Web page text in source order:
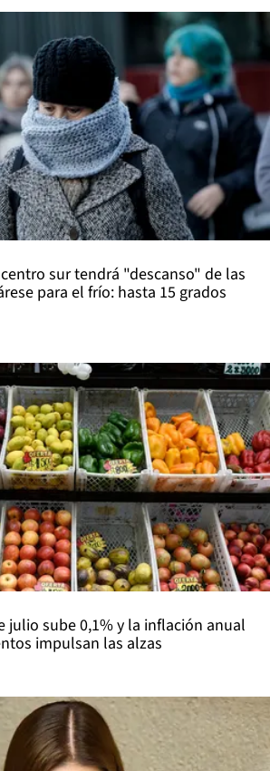
sur tendrá "descanso" de las
para el frío: hasta 15 grados
julio sube 0,1% y la inflación anual
impulsan las alzas